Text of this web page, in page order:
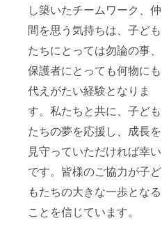
し築いたチームワーク、仲
間を思う気持ちは、子ども
たちにとっては勿論の事、
保護者にとっても何物にも
代えがたい経験となりま
す。私たちと共に、子ども
たちの夢を応援し、成長を
見守っていただければ幸い
です。皆様のご協力が子ど
もたちの大きな一歩となる
ことを信じています。